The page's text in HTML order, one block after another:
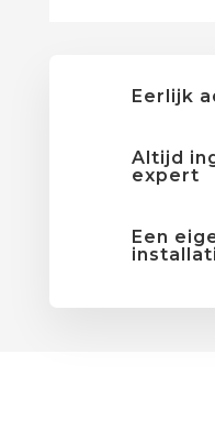
Eerlijk
Altijd
expert
Een